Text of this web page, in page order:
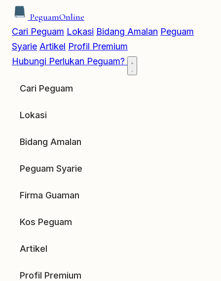
PeguamOnline
Cari Peguam Lokasi Bidang Amalan Peguam
Syarie Artikel Profil Premium
Hubungi Perlukan Peguam?
Cari Peguam
Lokasi
Bidang Amalan
Peguam Syarie
Firma Guaman
Kos Peguam
Artikel
Profil Premium